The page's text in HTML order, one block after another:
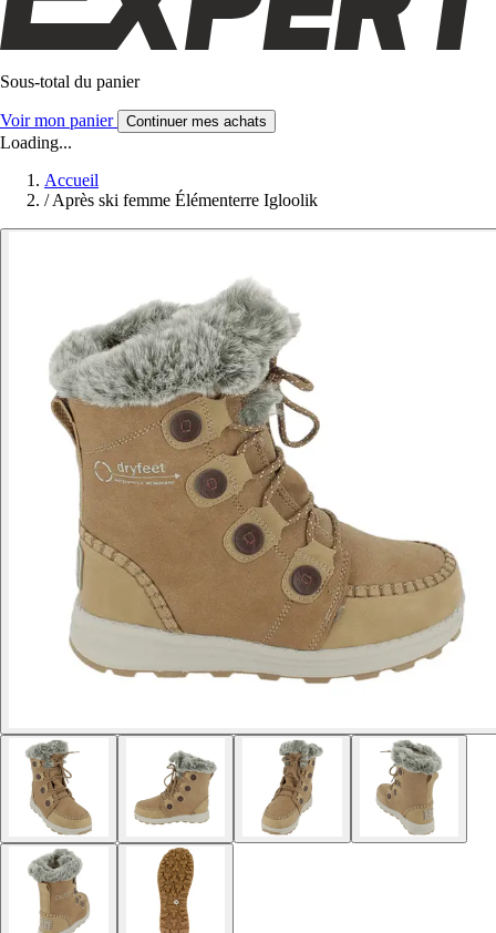
Sous-total du panier
Voir mon panier Continuer mes achats
Loading...
Accueil
/ Après ski femme Élémenterre Igloolik